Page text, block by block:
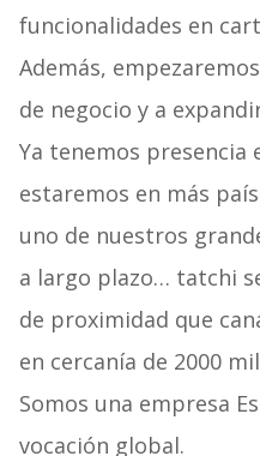
funcionalidades en
Además,
de negocio y a
Ya tenemos presencia
estaremos en más
uno de nuestros
a largo plazo… tatchi
de proximidad que
en cercanía de 2000
Somos una empresa
vocación global.